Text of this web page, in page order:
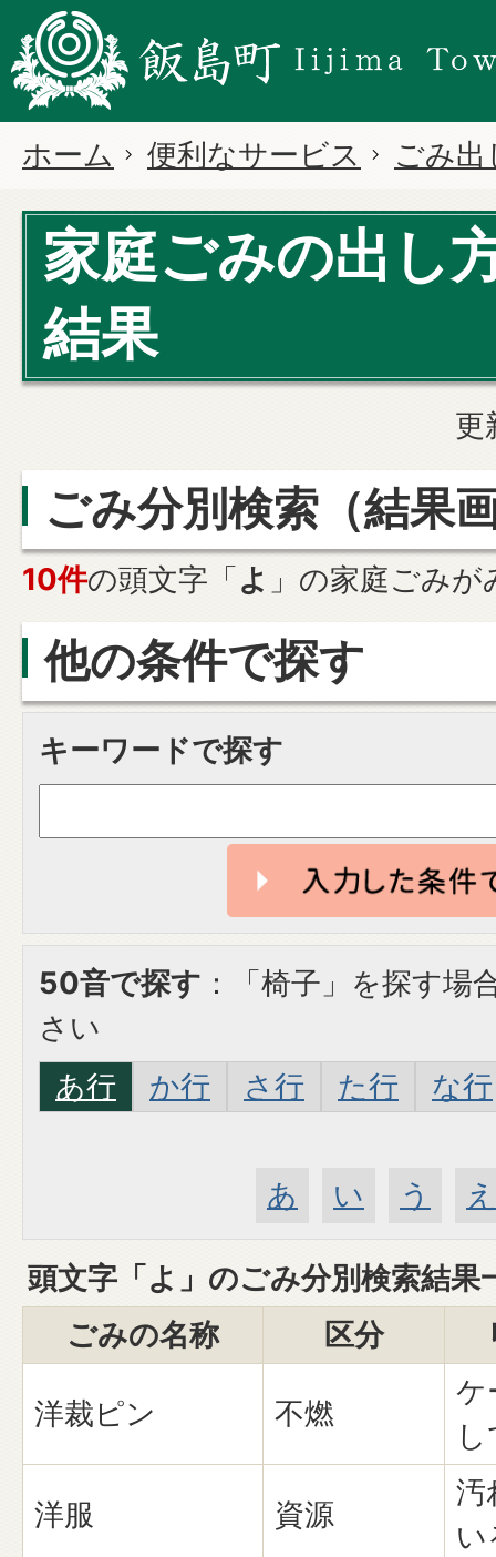
ホーム 便利なサービス ごみ出
家庭ごみの出し
結果
更
ごみ分別検索 （結果
10件の頭文字「よ 」の家庭ごみが
他の条件で探す
キーワードで探す
50音で探す ：「椅子」を探す場
さい
あ行
か行 さ行 た行 な行
あ い う え
頭文字「 よ 」のごみ分別検索結果
ごみの名称
区分
洋裁ピン 不燃
ケ
洋服 資源
汚
い